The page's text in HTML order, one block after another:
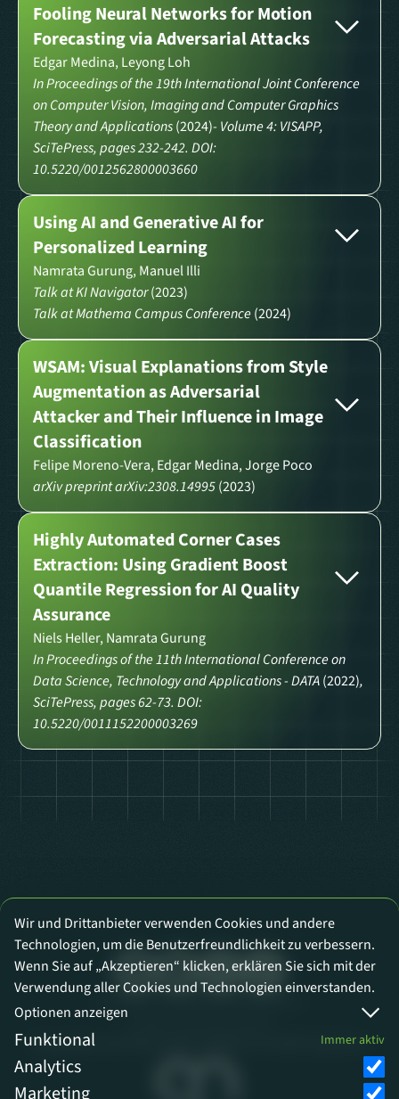
Wir und Drittanbieter verwenden Cookies und andere
Technologien, um die Benutzerfreundlichkeit zu verbessern.
Wenn Sie auf „Akzeptieren“ klicken, erklären Sie sich mit der
Verwendung aller Cookies und Technologien einverstanden.
Optionen anzeigen
Funktional Immer aktiv
Analytics
Marketing
Fooling Neural Networks for Motion
Forecasting via Adversarial Attacks
Edgar Medina, Leyong Loh
In Proceedings of the 19th International Joint Conference
on Computer Vision, Imaging and Computer Graphics
Theory and Applications(2024)- Volume 4: VISAPP,
SciTePress, pages 232-242. DOI:
10.5220/0012562800003660
Using AI and Generative AI for
Personalized Learning
Namrata Gurung, Manuel Illi
Talk at KI Navigator(2023)
Talk at Mathema Campus Conference(2024)
WSAM: Visual Explanations from Style
Augmentation as Adversarial
Attacker and Their Influence in Image
Classification
Felipe Moreno-Vera, Edgar Medina, Jorge Poco
arXiv preprint arXiv:2308.14995(2023)
Highly Automated Corner Cases
Extraction: Using Gradient Boost
Quantile Regression for AI Quality
Assurance
Niels Heller, Namrata Gurung
In Proceedings of the 11th International Conference on
Data Science, Technology and Applications - DATA(2022),
SciTePress, pages 62-73. DOI:
10.5220/0011152200003269
DATENSCHUTZ
Einige Bilder und Texte wurden mithilfe von ChatGPT generiert.